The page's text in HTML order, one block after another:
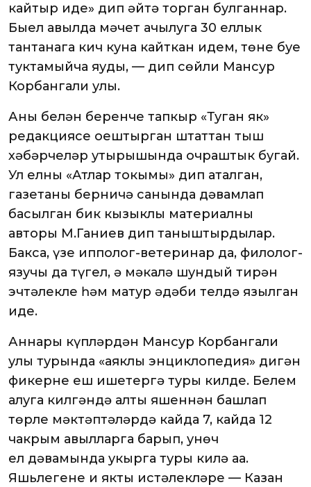
кайтыр иде» дип әйтә торган булганнар.
Быел авылда мәчет ачылуга 30 еллык
тантанага кич куна кайткан идем, төне буе
туктамыйча яуды, — дип сөйли Мансур
Корбангали улы.
Аның белән беренче тапкыр «Туган як»
редакциясе оештырган штаттан тыш
хәбәрчеләр утырышында очраштык бугай.
Ул елны «Атлар токымы» дип аталган,
газетаның берничә санында дәвамлап
басылган бик кызыклы материалның
авторы М.Ганиев дип таныштырдылар.
Баксаң, үзе ипполог-ветеринар да, филолог-
язучы да түгел, ә мәкалә шундый тирән
эчтәлекле һәм матур әдәби телдә язылган
иде.
Аннары күпләрдән Мансур Корбангали
улы турында «аяклы энциклопедия» дигән
фикерне еш ишетергә туры килде. Белем
алуга килгәндә алты яшеннән башлап
төрле мәктәптәләрдә кайда 7, кайда 12
чакрым авылларга барып, унөч
ел дәвамында укырга туры килә аңа.
Яшьлегенең иң якты истәлекләре — Казан